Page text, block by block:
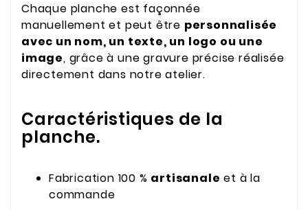
Chaque planche est façonnée
manuellement et peut être personnalisée
avec un nom, un texte, un logo ou une
image, grâce à une gravure précise réalisée
directement dans notre atelier.
Caractéristiques de la
planche.
Fabrication 100 % artisanale et à la
commande